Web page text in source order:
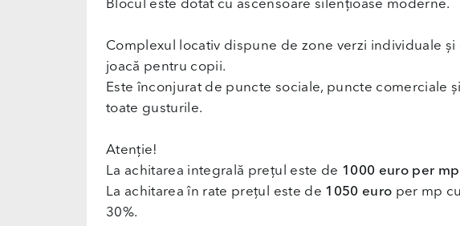
Blocul este dotat cu ascensoare silențioase moderne.
Complexul locativ dispune de zone verzi individuale și
joacă pentru copii.
Este înconjurat de puncte sociale, puncte comerciale
toate gusturile.
Atenție!
La achitarea integrală prețul este de 1000 euro per
La achitarea în rate prețul este de 1050 euro per mp
30%.